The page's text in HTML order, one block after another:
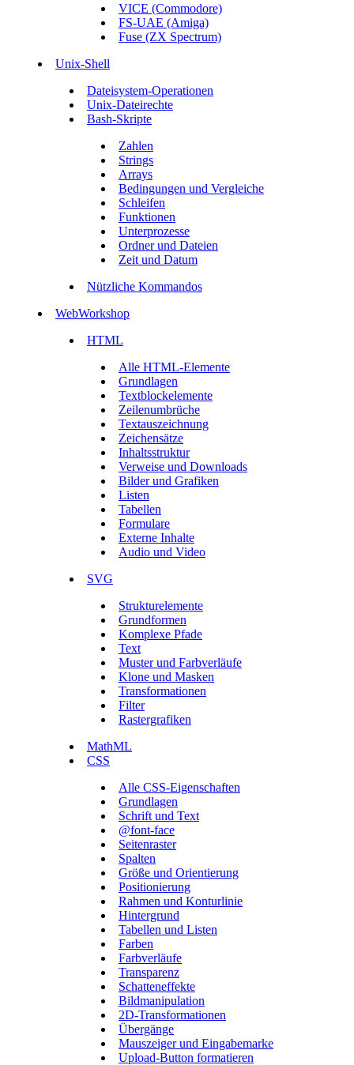
VICE (Commodore)
FS-UAE (Amiga)
Fuse (ZX Spectrum)
Unix-Shell
Dateisystem-Operationen
Unix-Dateirechte
Bash-Skripte
Zahlen
Strings
Arrays
Bedingungen und Vergleiche
Schleifen
Funktionen
Unterprozesse
Ordner und Dateien
Zeit und Datum
Nützliche Kommandos
WebWorkshop
HTML
Alle HTML-Elemente
Grundlagen
Textblockelemente
Zeilenumbrüche
Textauszeichnung
Zeichensätze
Inhaltsstruktur
Verweise und Downloads
Bilder und Grafiken
Listen
Tabellen
Formulare
Externe Inhalte
Audio und Video
SVG
Strukturelemente
Grundformen
Komplexe Pfade
Text
Muster und Farbverläufe
Klone und Masken
Transformationen
Filter
Rastergrafiken
MathML
CSS
Alle CSS-Eigenschaften
Grundlagen
Schrift und Text
@font-face
Seitenraster
Spalten
Größe und Orientierung
Positionierung
Rahmen und Konturlinie
Hintergrund
Tabellen und Listen
Farben
Farbverläufe
Transparenz
Schatteneffekte
Bildmanipulation
2D-Transformationen
Übergänge
Mauszeiger und Eingabemarke
Upload-Button formatieren